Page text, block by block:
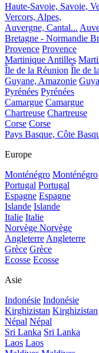
Haute-Savoie, Savoie,
Vercors, Alpes,
Auvergne, Cantal...
Bretagne - Normandie
Provence Provence
Martinique Antilles
Île de la Réunion Île de
Guyane, Amazonie
Pyrénées Pyrénées
Camargue Camargue
Chartreuse Chartreuse
Corse Corse
Pays Basque, Côte
Europe
Monténégro Monténégro
Portugal Portugal
Espagne Espagne
Islande Islande
Italie Italie
Norvège Norvège
Angleterre Angleterre
Grèce Grèce
Ecosse Ecosse
Asie
Indonésie Indonésie
Kirghizistan Kirghizistan
Népal Népal
Sri Lanka Sri Lanka
Laos Laos